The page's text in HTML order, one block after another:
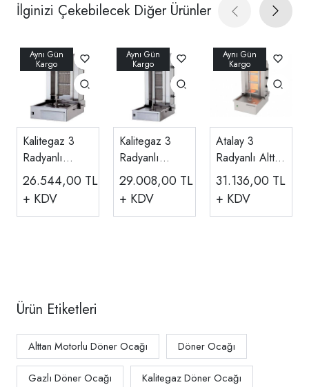
İlginizi Çekebilecek Diğer Ürünler
Kalitegaz 3
Radyanlı
Döner Ocağı,
Alttan Motorlu,
Ce Belgeli
26.544,00 TL
+ KDV
Kalitegaz 3
Radyanlı
Döner Ocağı,
Alttan Motorlu,
Ce Belgeli
29.008,00 TL
+ KDV
Atalay 3
Radyanlı Alttan
Motorlu Döner
Ocağı Gazlı
ADG-3A
31.136,00 TL
+ KDV
Ürün Etiketleri
Alttan Motorlu Döner Ocağı Döner Ocağı
Gazlı Döner Ocağı Kalitegaz Döner Ocağı